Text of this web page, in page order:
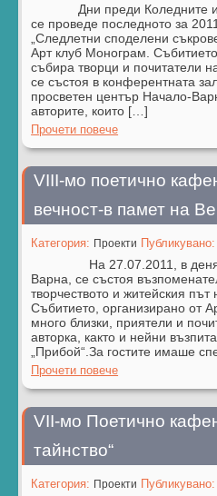
Дни преди Коледните и
се проведе последното за
„Следлетни споделени
Арт клуб Монограм.
събира творци и почитатели
се състоя в конферентната
просветен център
авторите, които […]
Прочети повече
VІІІ-мо поетично
вечност-в памет на
Категория: Проекти
На 27.07.2011, в деня
Варна, се състоя
творчеството и житейския
Събитието, организирано от
много близки, приятели и
авторка, както и нейни
„Прибой“.За гостите имаше
Прочети повече
VІІ-мо Поетично
тайнство“
Категория: Проекти